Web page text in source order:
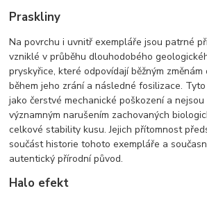
Praskliny
Na povrchu i uvnitř exempláře jsou patrné
vzniklé v průběhu dlouhodobého
pryskyřice, které odpovídají běžným
během jeho zrání a následné fosilizace.
jako čerstvé mechanické poškození a nejsou
významným narušením zachovaných
celkové stability kusu. Jejich přítomnost
součást historie tohoto exempláře a
autentický přírodní původ.
Halo efekt